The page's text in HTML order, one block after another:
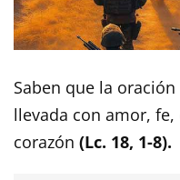
Saben que la
llevada con amor,
corazón (Lc. 18, 1-8).